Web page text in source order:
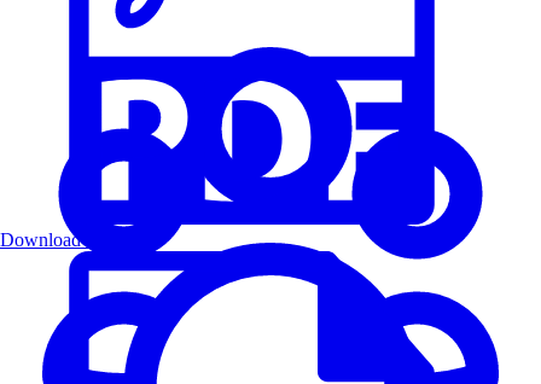
Download PDF